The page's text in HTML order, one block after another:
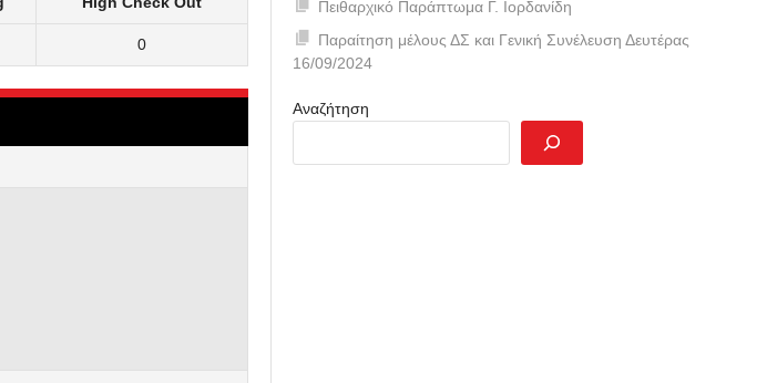
0
Πειθαρχικό Παράπτωμα Γ. Ιορδανίδη
Παραίτηση μέλους ΔΣ και Γενική Συνέλευση Δευτέρας
16/09/2024
Αναζήτηση